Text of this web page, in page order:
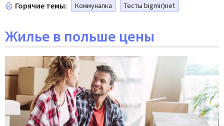
Горячие темы: Коммуналка Тесты bigmir)net
Жилье в польше цены